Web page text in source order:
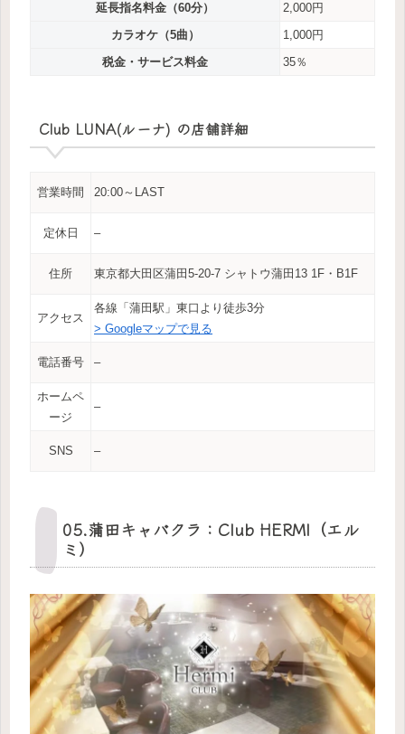
延長指名料金（60分）
2,000円
カラオケ（5曲）
1,000円
税金・サービス料金
35％
Club LUNA(ルーナ) の店舗詳細
営業時間 20:00～LAST
定休日 –
住所 東京都大田区蒲田5-20-7 シャトウ蒲田13 1F・B1F
アクセス
各線「蒲田駅」東口より徒歩3分
> Googleマップで見る
電話番号 –
ホームペ
ージ
–
SNS –
05.蒲田キャバクラ：Club HERMI（エル
ミ）